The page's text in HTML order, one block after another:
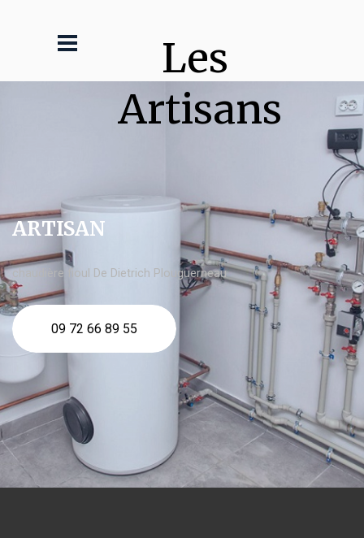
Les
Artisans
ARTISAN
chaudière fioul De Dietrich Plouguerneau
09 72 66 89 55